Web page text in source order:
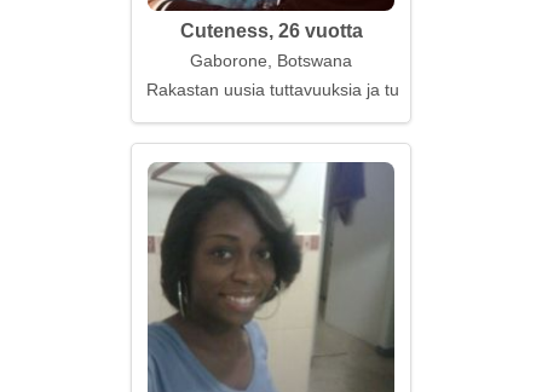
Cuteness, 26 vuotta
Gaborone, Botswana
Rakastan uusia tuttavuuksia ja tunteita